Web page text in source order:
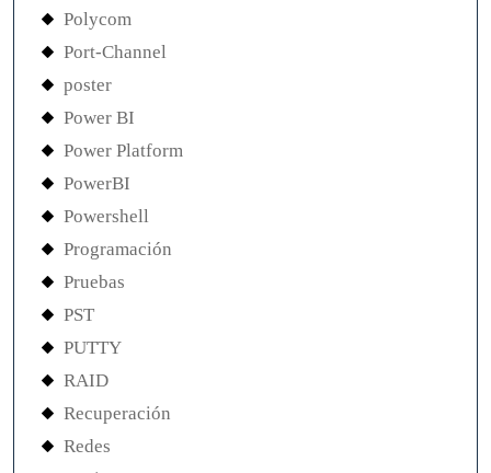
Polycom
Port-Channel
poster
Power BI
Power Platform
PowerBI
Powershell
Programación
Pruebas
PST
PUTTY
RAID
Recuperación
Redes